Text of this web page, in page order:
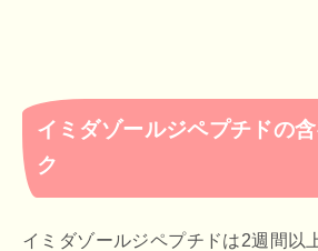
イミダゾールジペプチドの
ク
イミダゾールジペプチドは2週間以